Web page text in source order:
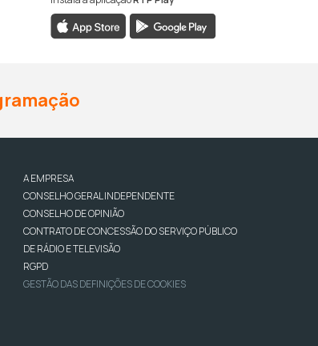
A EMPRESA
CONSELHO GERAL INDEPENDENTE
CONSELHO DE OPINIÃO
CONTRATO DE CONCESSÃO DO SERVIÇO PÚBLICO
DE RÁDIO E TELEVISÃO
RGPD
GESTÃO DAS DEFINIÇÕES DE COOKIES